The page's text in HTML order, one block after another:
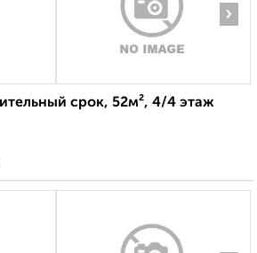
›
срок, 52м², 4/4 этаж